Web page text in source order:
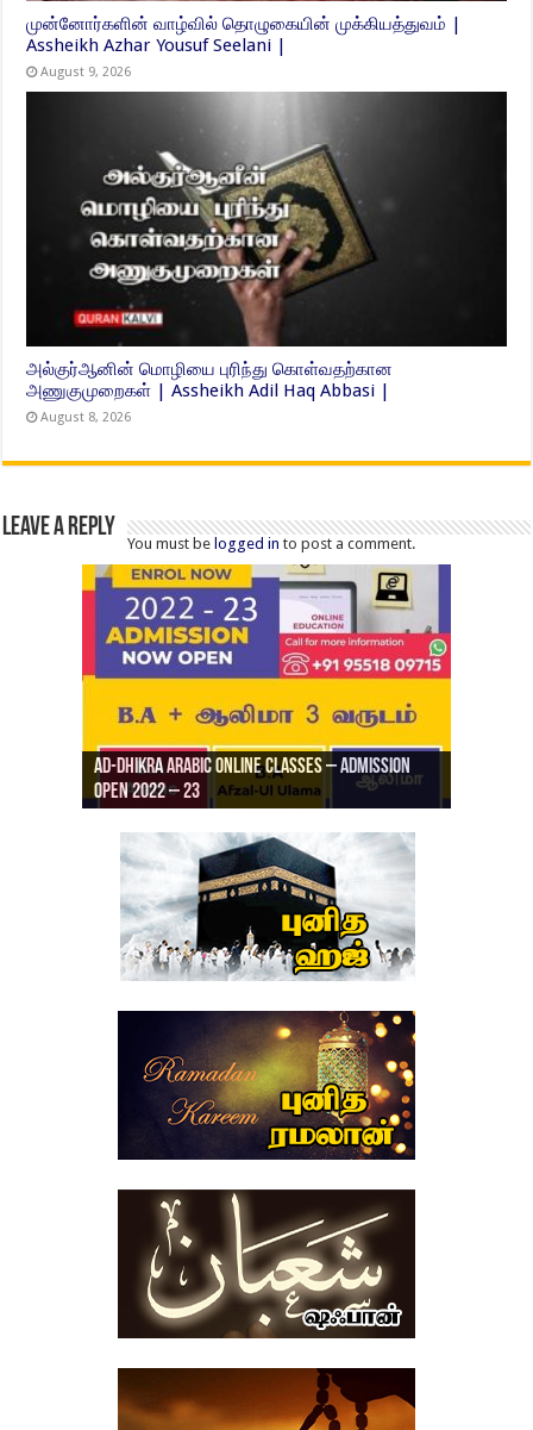
முன்னோர்களின் வாழ்வில் தொழுகையின் முக்கியத்துவம் |
Assheikh Azhar Yousuf Seelani |
August 9, 2026
அல்குர்ஆனின் மொழியை புரிந்து கொள்வதற்கான
அணுகுமுறைகள் | Assheikh Adil Haq Abbasi |
August 8, 2026
Leave a Reply
You must be logged in to post a comment.
Ad-Dhikra Arabic Online Classes – Admission
Open 2022 – 23
Ad-Dhikra Arabic Online Classes – BA Arabic
AD DHIKRA ARABIC COLLEGE ADMISSION
ரியாத் ஜும்ஆ தமிழாக்கம், Jamia Al Hajiri
Masjid (Kuwait Masjid), Malaz, Riyadh